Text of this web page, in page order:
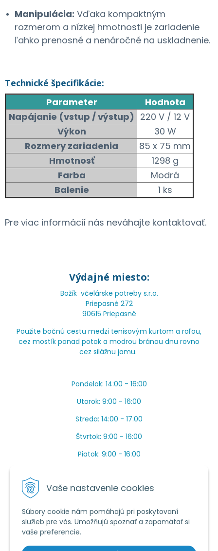
Vaše nastavenie cookies
Súbory cookie nám pomáhajú pri poskytovaní
služieb pre vás. Umožňujú spoznať a zapamätať si
vaše preferencie.
Manipulácia: Vďaka kompaktným
rozmerom a nízkej hmotnosti je zariadenie
ľahko prenosné a nenáročné na uskladnenie.
Technické špecifikácie:
Parameter
Hodnota
Napájanie (vstup / výstup) 220 V / 12 V
Výkon
30 W
Rozmery zariadenia
85 x 75 mm
Hmotnosť
1298 g
Farba
Modrá
Balenie
1 ks
Pre viac informácií nás neváhajte kontaktovať.
Výdajné miesto:
Božík včelárske potreby s.r.o.
Priepasné 272
90615 Priepasné
Použite bočnú cestu medzi tenisovým kurtom a roľou,
cez mostík ponad potok a modrou bránou dnu rovno
cez silážnu jamu.
Pondelok: 14:00 - 16:00
Utorok: 9:00 - 16:00
Streda: 14:00 - 17:00
Štvrtok: 9:00 - 16:00
Piatok: 9:00 - 16:00
Máme toho veľa v sezóne, ak sa nedovoláte, píšte
prosím mail.
Tel.:034 / 20 20 444
E-mail:objednavky@vcelieule-bozik.sk